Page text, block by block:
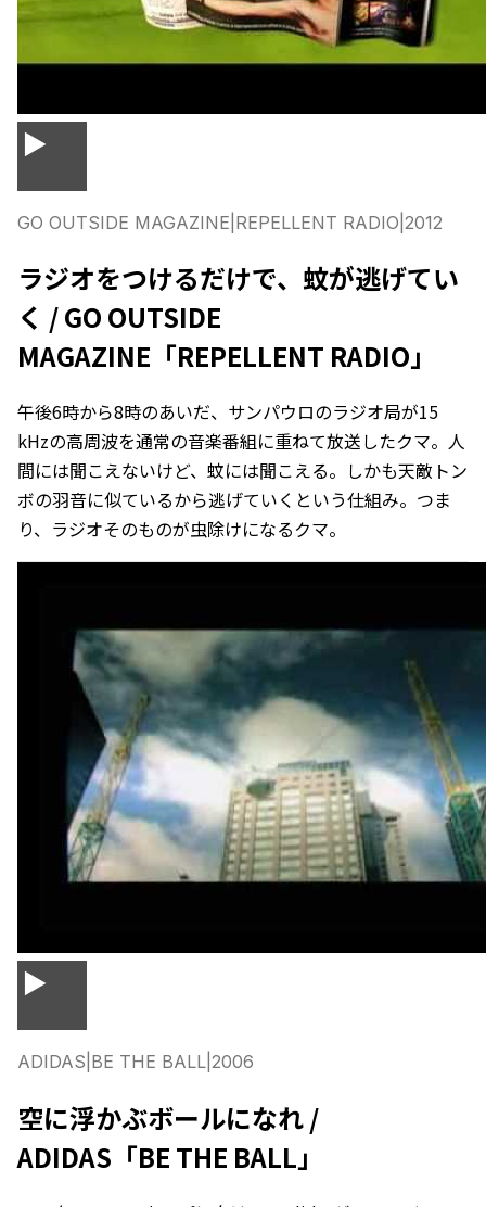
▶
GO OUTSIDE MAGAZINE REPELLENT RADIO 2012
ラジオをつけるだけで、蚊が逃げてい
く / GO OUTSIDE
MAGAZINE「REPELLENT RADIO」
午後6時から8時のあいだ、サンパウロのラジオ局が15
kHzの高周波を通常の音楽番組に重ねて放送したクマ。人
間には聞こえないけど、蚊には聞こえる。しかも天敵トン
ボの羽音に似ているから逃げていくという仕組み。つま
り、ラジオそのものが虫除けになるクマ。
▶
ADIDAS BE THE BALL 2006
空に浮かぶボールになれ /
ADIDAS「BE THE BALL」